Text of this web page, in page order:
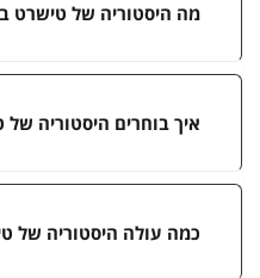
מה היסטוריה של טישרט
איך בוחרים היסטוריה
כמה עולה היסטוריה של